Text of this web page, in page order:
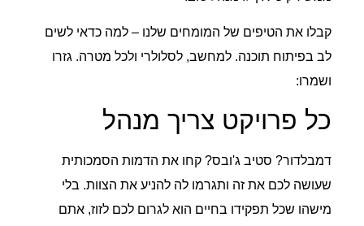
קבלו את הטיפים של המומחים שלנו – למה כדאי לשים
לב בפיתוח תוכנה. למחשב, לסלולרי ולכל מטרה. גזרו
ושמרו:
כל פרויקט צריך מנהל
דמבלדור? סטיב ג'ובס? קחו את הדמות הסמכותית
שעושה לכם את זה ותגרמו לה להניע את הצוות. בלי
מישהו שכל תפקידו בחיים הוא לגרום לכם לזוז, אתם